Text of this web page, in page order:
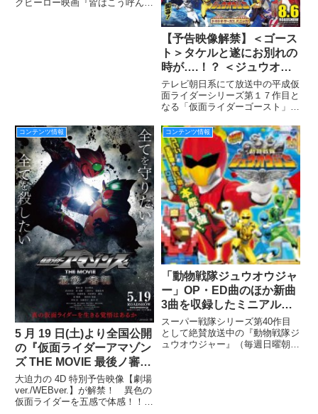
最速上映会が3/6ヒューマ
クヒーロー映画『皆はこう呼ん
【予告映像解禁】＜ゴース
ト＞タケルと遂にお別れの
時が….！？ ＜ジュウオウ
ジャー＞悪の宇宙サーカス
団長とサーカスファイト開
幕だ！
テレビ朝日系にて放送中の平成仮
面ライダーシリーズ第１７作目と
なる「仮面ライダーゴースト」と
「動物戦隊ジュウオウジャー」の
映画、『劇場版 仮面ライダーゴ
ースト １００の眼魂アイコンと
ゴースト運命の瞬間とき/劇
コンテンツ情報
5 月 19 日(土)より全国公開
の『仮面ライダーアマゾン
ズ THE MOVIE 最後ノ審
判』は「仮面ライダー」シ
リーズ史上初 4D 上映だゾ
ン！
大迫力の 4D 特別予告映像【劇場
ver./WEBver.】が解禁！ 異色の
仮面ライダーを五感で体感！！
コンテンツ情報
「動物戦隊ジュウオウジャ
ー」OP・ED曲のほか新曲
3曲を収録したミニアルバ
ム第1弾が4/27に発売！
スーパー戦隊シリーズ第40作目
として絶賛放送中の『動物戦隊ジ
ュウオウジャー』（毎週日曜朝7